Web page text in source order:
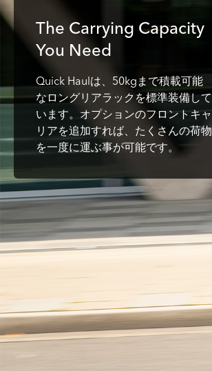
The Carrying Capacity
You Need
Quick Haulは、50kgまで積載可能
なロングリアラックを標準装備して
います。オプションのフロントキャ
リアを追加すれば、たくさんの荷物
を一度に運ぶ事が可能です。